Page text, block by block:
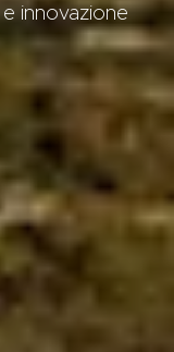
innovazione